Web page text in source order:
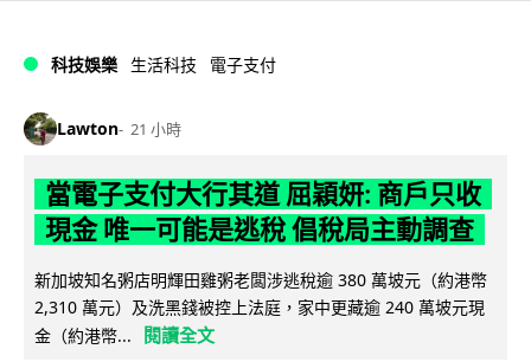
科技娛樂 生活科技 電子支付
Lawton 21 小時
當電子支付大行其道 屈穎妍: 商戶只收
現金 唯一可能是逃稅 倡稅局主動調查
新加坡知名粥店明輝田雞粥老闆涉逃稅逾 380 萬坡元（約港幣
2,310 萬元）及洗黑錢被控上法庭，家中更藏逾 240 萬坡元現
金（約港幣...
閱讀全文